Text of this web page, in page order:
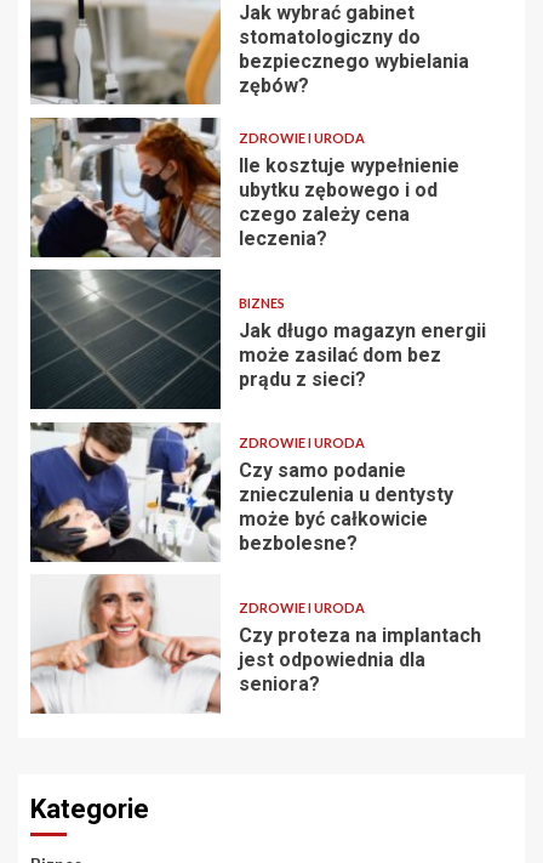
Jak wybrać gabinet
stomatologiczny do
bezpiecznego wybielania
zębów?
ZDROWIE I URODA
Ile kosztuje wypełnienie
ubytku zębowego i od
czego zależy cena
leczenia?
BIZNES
Jak długo magazyn energii
może zasilać dom bez
prądu z sieci?
ZDROWIE I URODA
Czy samo podanie
znieczulenia u dentysty
może być całkowicie
bezbolesne?
ZDROWIE I URODA
Czy proteza na implantach
jest odpowiednia dla
seniora?
Kategorie